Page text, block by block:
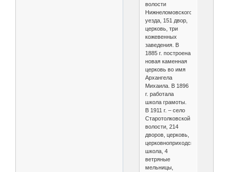
волости
Нижнеломовского
уезда, 151 двор,
церковь, три
кожевенных
заведения. В
1885 г. построена
новая каменная
церковь во имя
Архангела
Михаила. В 1896
г. работала
школа грамоты.
В 1911 г. – село
Старотолковской
волости, 214
дворов, церковь,
церковноприходская
школа, 4
ветряные
мельницы,